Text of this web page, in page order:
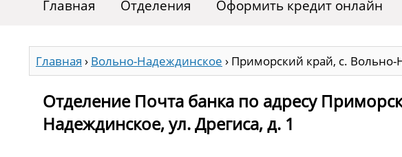
Главная Отделения Оформить кредит онлайн
Главная › Вольно-Надеждинское › Приморский край, с. Вольно-
Отделение Почта банка по адресу
Надеждинское, ул. Дрегиса, д. 1